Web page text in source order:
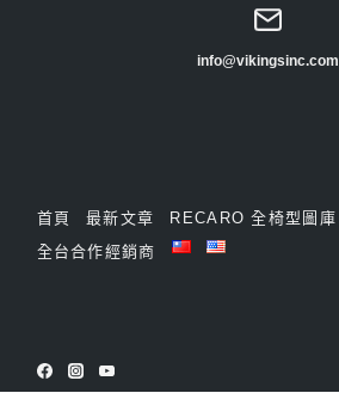
info@vikingsinc.com
首頁 最新文章 RECARO 全椅型圖庫
全台合作經銷商